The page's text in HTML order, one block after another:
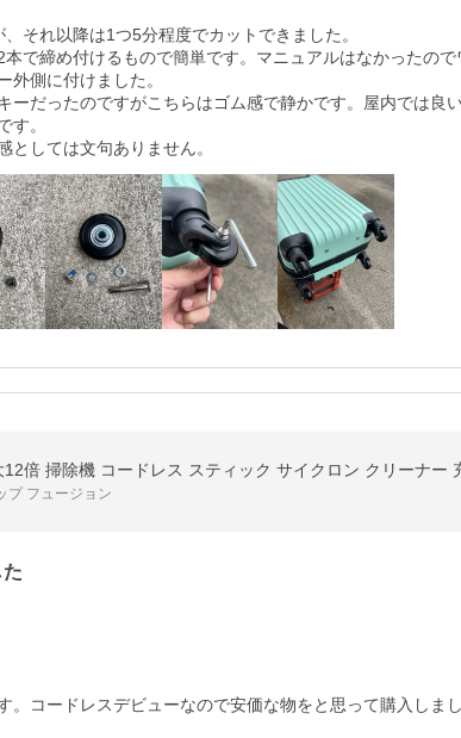
それ以降は1つ5分程度でカットできました。
で締め付けるもので簡単です。マニュアルはなかったので
外側に付けました。
ーだったのですがこちらはゴム感で静かです。屋内では良
す。
としては文句ありません。
倍 掃除機 コードレス スティック サイクロン クリーナ
プ フュージョン
。コードレスデビューなので安価な物をと思って購入しま